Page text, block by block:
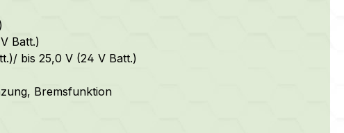
Batt.)
bis 25,0 V (24 V Batt.)
Bremsfunktion